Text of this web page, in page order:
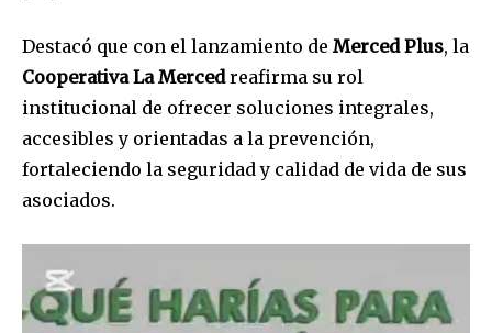
Destacó que con el lanzamiento de Merced Plus, la
Cooperativa La Mercedreafirma su rol
institucional de ofrecer soluciones integrales,
accesibles y orientadas a la prevención,
fortaleciendo la seguridad y calidad de vida de sus
asociados.